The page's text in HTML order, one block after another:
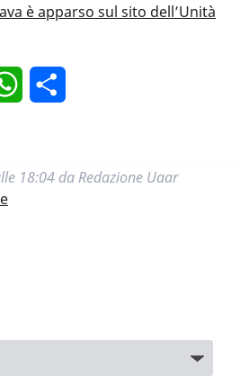
è apparso sul sito dell’Unità
WhatsApp
18:04 da Redazione Uaar